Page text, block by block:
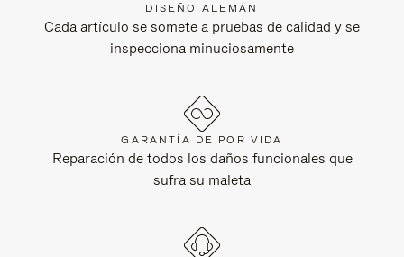
DISEÑO ALEMÁN
Cada artículo se somete a pruebas de calidad y se
inspecciona minuciosamente
GARANTÍA DE POR VIDA
Reparación de todos los daños funcionales que
sufra su maleta